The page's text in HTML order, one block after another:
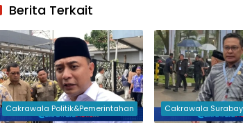
Berita Terkait
Cakrawala Politik&Pemerintahan Cakrawala